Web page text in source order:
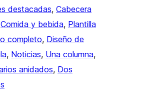
destacadas, Cabecera
Comida y bebida, Plantilla
completo, Diseño de
, Noticias, Una columna
anidados, Dos